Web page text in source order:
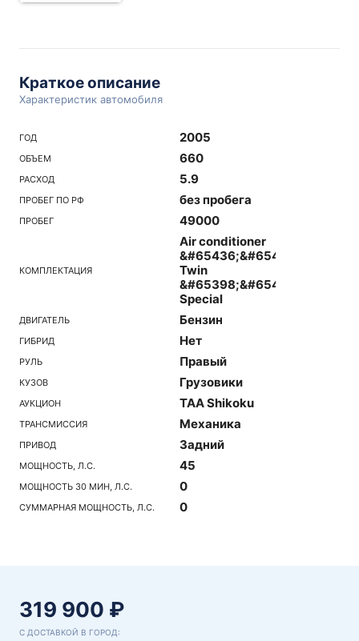
Краткое описание
Характеристик автомобиля
ГОД 2005
ОБЪЕМ 660
РАСХОД 5.9
ПРОБЕГ ПО РФ без пробега
ПРОБЕГ 49000
КОМПЛЕКТАЦИЯ
Air conditioner
&#65436;&#65405;&#65411;
Twin
&#65398;&#65425;
Special
ДВИГАТЕЛЬ Бензин
ГИБРИД Нет
РУЛЬ Правый
КУЗОВ Грузовики
АУКЦИОН TAA Shikoku
ТРАНСМИССИЯ Механика
ПРИВОД Задний
МОЩНОСТЬ, Л.С. 45
МОЩНОСТЬ 30 МИН, Л.С. 0
СУММАРНАЯ МОЩНОСТЬ, Л.С. 0
319 900 ₽
С ДОСТАВКОЙ В ГОРОД: